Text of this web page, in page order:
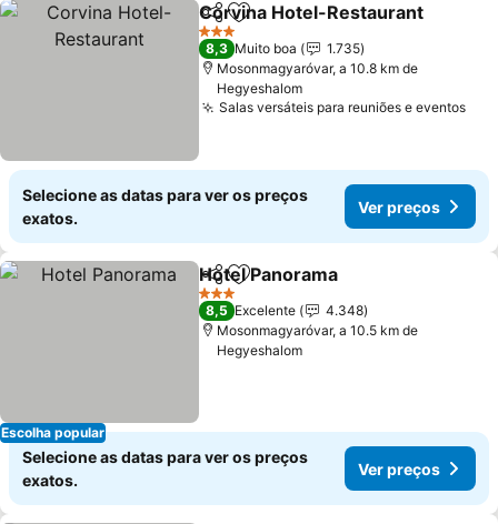
PartilharAdicionar aos favoritos
Corvina Hotel-Restaurant
3 Estrelas
8,3 Muito boa
1.735
Mosonmagyaróvar, a 10.8 km de
Hegyeshalom
Salas versáteis para reuniões e eventos
Selecione as datas para ver os preços
exatos.
Ver preços
Escolha popular
PartilharAdicionar aos favoritos
Hotel Panorama
3 Estrelas
8,5 Excelente
4.348
Mosonmagyaróvar, a 10.5 km de
Hegyeshalom
Selecione as datas para ver os preços
exatos.
Ver preços